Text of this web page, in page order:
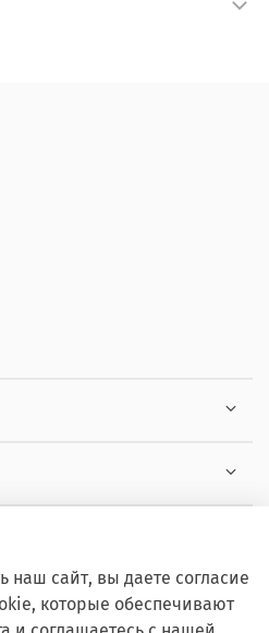
наш сайт, вы даете согласие
которые обеспечивают